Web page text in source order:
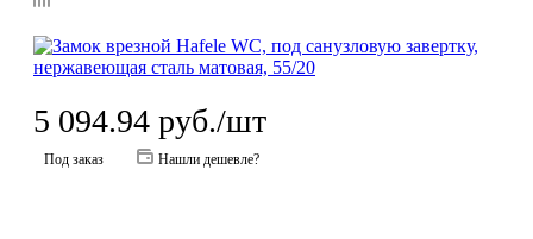
5 094.94 руб./шт
Под заказ Нашли дешевле?